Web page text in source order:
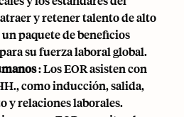
y retener talento de alto
paquete de beneficios
su fuerza laboral global.
: Los EOR asisten con
comoinducción, salida,
y relaciones laborales.